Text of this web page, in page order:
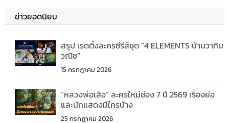
ข่าวยอดนิยม
สรุป เรตติ้งละครซีรีส์ชุด “4 ELEMENTS บ้านวาทิน
วณิช”
15 กรกฎาคม 2026
“หลวงพ่อเสือ” ละครใหม่ช่อง 7 ปี 2569 เรื่องย่อ
และนักแสดงมีใครบ้าง
25 กรกฎาคม 2026